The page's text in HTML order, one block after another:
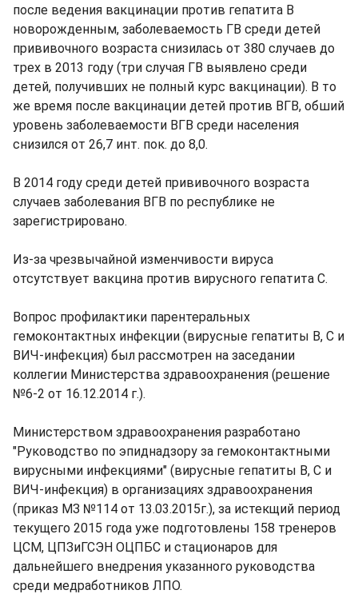
после ведения вакцинации против гепатита В
новорожденным, заболеваемость ГВ среди детей
прививочного возраста снизилась от 380 случаев до
трех в 2013 году (три случая ГВ выявлено среди
детей, получивших не полный курс вакцинации). В то
же время после вакцинации детей против ВГВ, обший
уровень заболеваемости ВГВ среди населения
снизился от 26,7 инт. пок. до 8,0.
В 2014 году среди детей прививочного возраста
случаев заболевания ВГВ по республике не
зарегистрировано.
Из-за чрезвычайной изменчивости вируса
отсутствует вакцина против вирусного гепатита С.
Вопрос профилактики парентеральных
гемоконтактных инфекции (вирусные гепатиты В, С и
ВИЧ-инфекция) был рассмотрен на заседании
коллегии Министерства здравоохранения (решение
№6-2 от 16.12.2014 г.).
Министерством здравоохранения разработано
"Руководство по эпиднадзору за гемоконтактными
вирусными инфекциями" (вирусные гепатиты В, С и
ВИЧ-инфекция) в организациях здравоохранения
(приказ МЗ №114 от 13.03.2015г.), за истекщий период
текущего 2015 года уже подготовлены 158 тренеров
ЦСМ, ЦПЗиГСЭН ОЦПБС и стационаров для
дальнейшего внедрения указанного руководства
среди медработников ЛПО.